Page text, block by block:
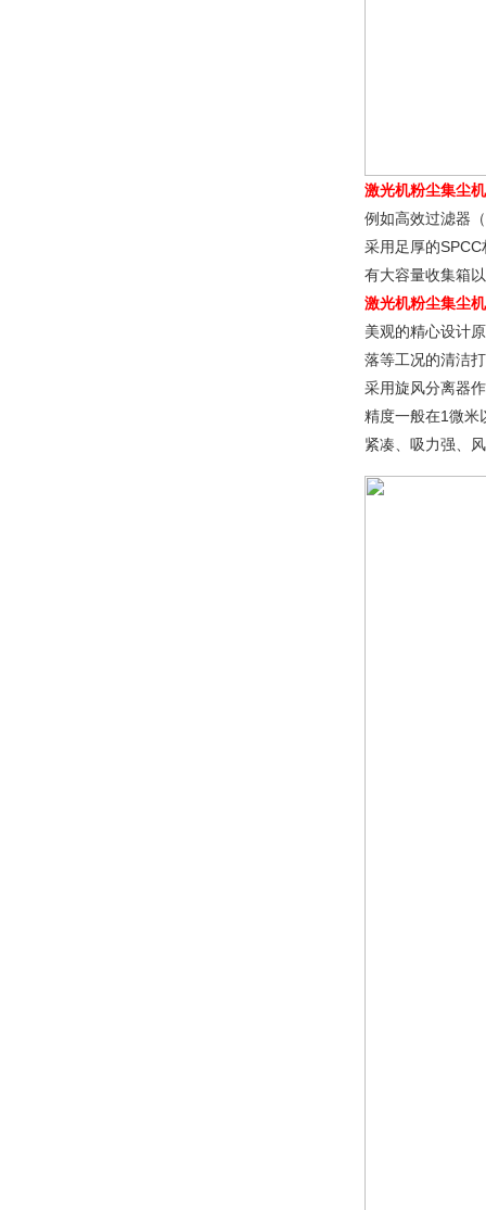
激光机粉尘集尘机
例如高效过滤器
采用足厚的
有大容量收集箱
激光机粉尘集尘机
美观的精心设计
落等工况的清洁
采用旋风分离器
精度一般在1微米
紧凑、吸力强、